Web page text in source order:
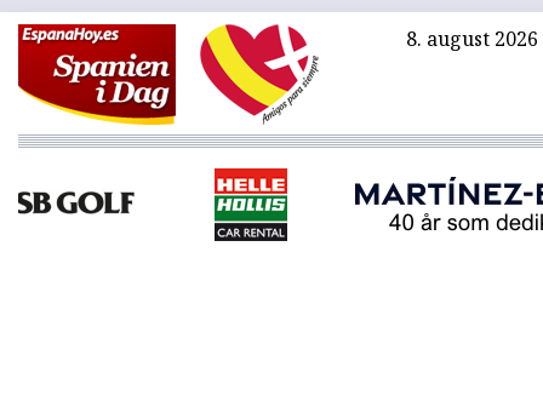
8. august 2026